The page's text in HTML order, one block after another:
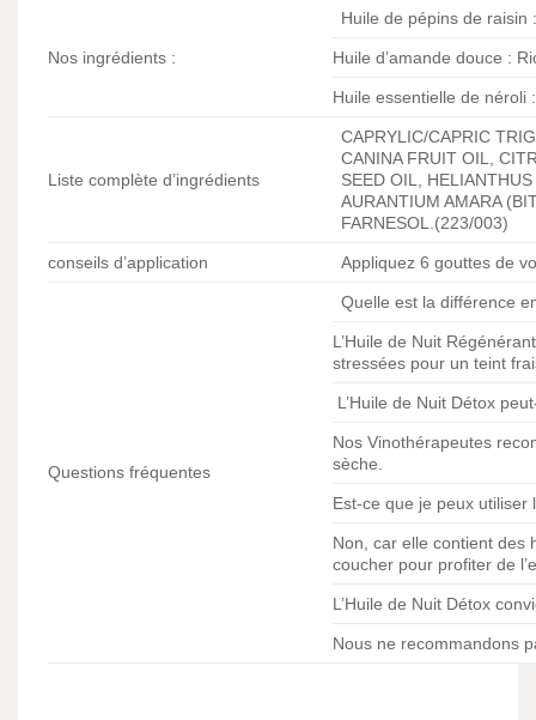
Nos ingrédients :
Huile de pépins de raisin
Huile d’amande douce :
Huile essentielle de néroli
Liste complète d’ingrédients
CAPRYLIC/CAPRIC
CANINA FRUIT OIL,
SEED OIL,
AURANTIUM AMARA
FARNESOL.(223/003)
conseils d’application Appliquez 6 gouttes de
Questions fréquentes
Quelle est la différence
L’Huile de Nuit
stressées pour un teint
L’Huile de Nuit Détox
Nos Vinothérapeutes
sèche.
Est-ce que je peux utiliser
Non, car elle contient des
coucher pour profiter de
L’Huile de Nuit Détox
Nous ne recommandons